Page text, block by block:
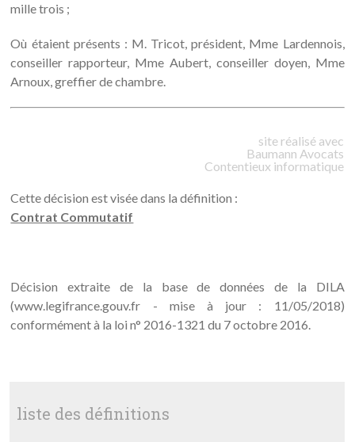
mille trois ;
Où étaient présents : M. Tricot, président, Mme Lardennois,
conseiller rapporteur, Mme Aubert, conseiller doyen, Mme
Arnoux, greffier de chambre.
site réalisé avec
Baumann Avocats
Contentieux informatique
Cette décision est visée dans la définition :
Contrat Commutatif
Décision extraite de la base de données de la DILA
(www.legifrance.gouv.fr - mise à jour : 11/05/2018)
conformément à la loi n° 2016-1321 du 7 octobre 2016.
liste des définitions